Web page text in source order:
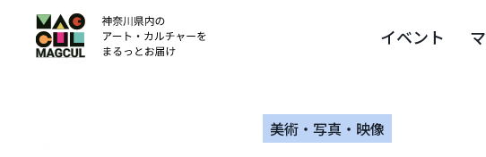
イベント
ン
テ
ン
美術・写真・映像